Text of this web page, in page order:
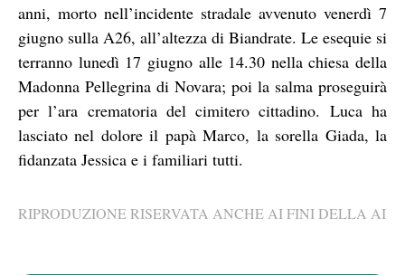
anni, morto nell’incidente stradale avvenuto venerdì 7
giugno sulla A26, all’altezza di Biandrate. Le esequie si
terranno lunedì 17 giugno alle 14.30 nella chiesa della
Madonna Pellegrina di Novara; poi la salma proseguirà
per l’ara crematoria del cimitero cittadino. Luca ha
lasciato nel dolore il papà Marco, la sorella Giada, la
fidanzata Jessica e i familiari tutti.
RIPRODUZIONE RISERVATA ANCHE AI FINI DELLA AI